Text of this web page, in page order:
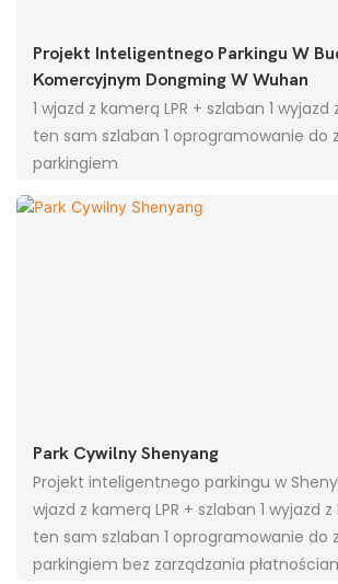
Projekt Inteligentnego Parkingu W
Komercyjnym Dongming W Wuhan
1 wjazd z kamerą LPR + szlaban 1 wyjazd
ten sam szlaban 1 oprogramowanie do
parkingiem
Park Cywilny Shenyang
Projekt inteligentnego parkingu w
wjazd z kamerą LPR + szlaban 1 wyjazd z
ten sam szlaban 1 oprogramowanie do
parkingiem bez zarządzania